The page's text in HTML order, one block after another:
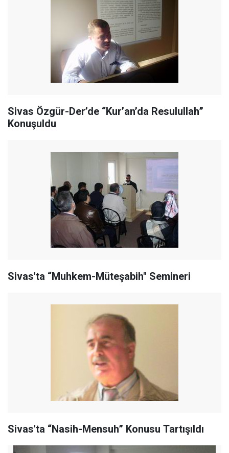
Sivas Özgür-Der’de “Kur’an’da Resulullah”
Konuşuldu
Sivas'ta “Muhkem-Müteşabih" Semineri
Sivas'ta “Nasih-Mensuh” Konusu Tartışıldı